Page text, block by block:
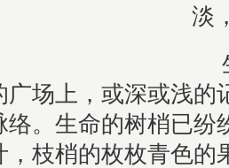
淡
广场上，或深或浅的
络。生命的树梢已纷
，枝梢的枚枚青色的